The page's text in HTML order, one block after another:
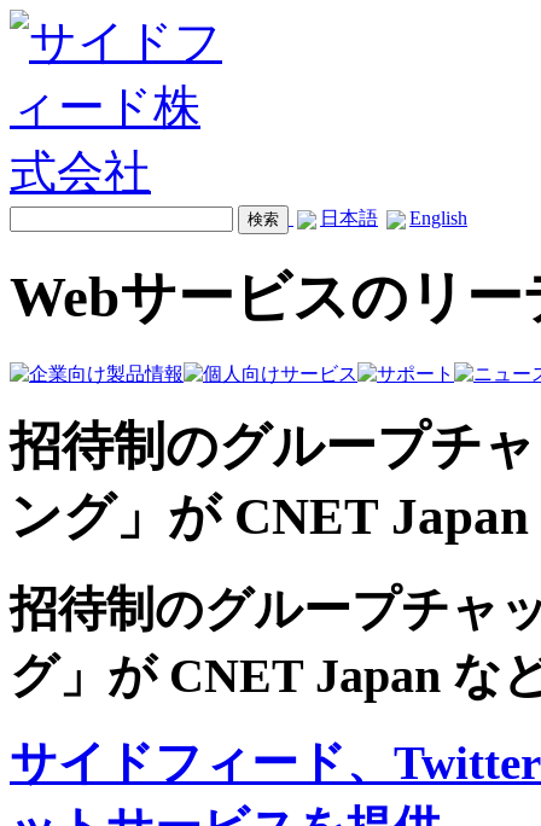
日本語 English
Webサービスのリ
招待制のグループチ
ング」が CNET
招待制のグループチャ
グ」が CNET Japan な
サイドフィード、